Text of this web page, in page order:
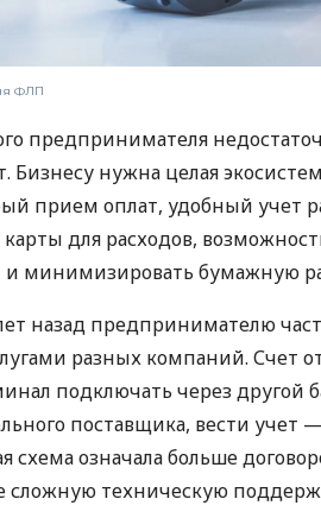
ФЛП
предпринимателя
Бизнесу нужна целая
прием оплат, удобный учет
для расходов,
и минимизировать бумажную
назад предпринимателю
разных компаний. Счет
подключать через другой
поставщика, вести учет
схема означала больше
сложную техническую